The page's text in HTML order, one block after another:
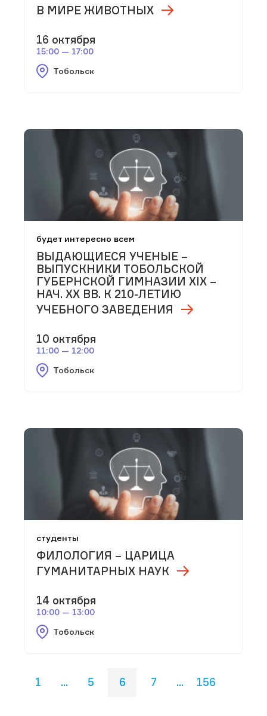
В МИРЕ ЖИВОТНЫХ
16 октября
15:00 — 17:00
Тобольск
будет интересно всем
ВЫДАЮЩИЕСЯ УЧЕНЫЕ –
ВЫПУСКНИКИ ТОБОЛЬСКОЙ
ГУБЕРНСКОЙ ГИМНАЗИИ XIX –
НАЧ. XX ВВ. К 210-ЛЕТИЮ
УЧЕБНОГО ЗАВЕДЕНИЯ
10 октября
11:00 — 12:00
Тобольск
студенты
ФИЛОЛОГИЯ – ЦАРИЦА
ГУМАНИТАРНЫХ НАУК
14 октября
10:00 — 13:00
Тобольск
1 ... 5 6 7 ... 156